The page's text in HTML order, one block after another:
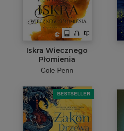
Iskra Wiecznego
Płomienia
Cole Penn
BESTSELLER